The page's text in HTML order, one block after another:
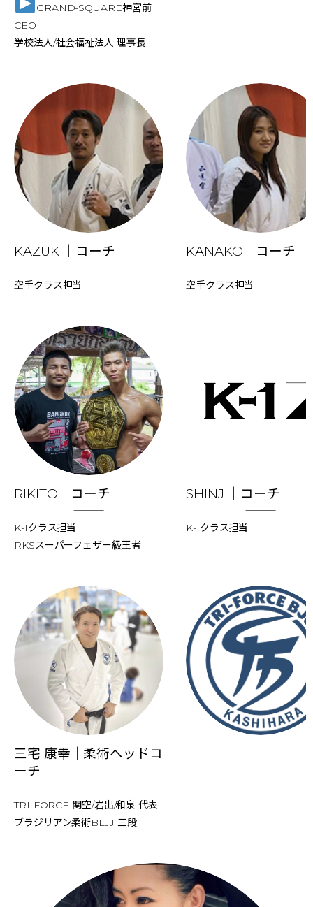
GRAND-SQUARE神宮前
CEO
学校法人/社会福祉法人 理事長
KAZUKI｜コーチ
空手クラス担当
KANAKO｜コーチ
空手クラス担当
RIKITO｜コーチ
K-1クラス担当
RKSスーパーフェザー級王者
SHINJI｜コーチ
K-1クラス担当
三宅 康幸｜柔術ヘッドコ
ーチ
TRI-FORCE 関空/岩出/和泉 代表
ブラジリアン柔術BLJJ 三段